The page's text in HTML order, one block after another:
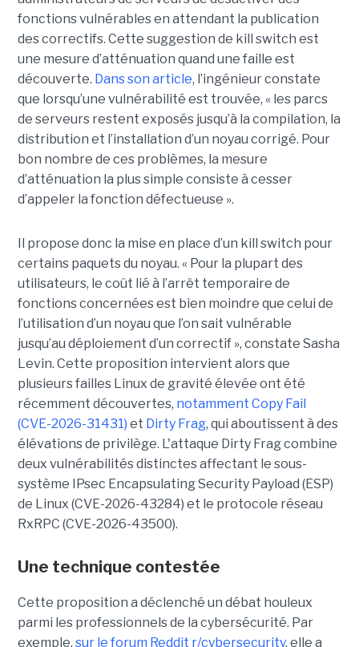
fonctions vulnérables en attendant la publication
des correctifs. Cette suggestion de kill switch est
une mesure d’atténuation quand une faille est
découverte. Dans son article, l’ingénieur constate
que lorsqu’une vulnérabilité est trouvée, « les parcs
de serveurs restent exposés jusqu’à la compilation, la
distribution et l’installation d’un noyau corrigé. Pour
bon nombre de ces problèmes, la mesure
d’atténuation la plus simple consiste à cesser
d’appeler la fonction défectueuse ».
Il propose donc la mise en place d’un kill switch pour
certains paquets du noyau. « Pour la plupart des
utilisateurs, le coût lié à l’arrêt temporaire de
fonctions concernées est bien moindre que celui de
l’utilisation d’un noyau que l’on sait vulnérable
jusqu’au déploiement d’un correctif », constate Sasha
Levin. Cette proposition intervient alors que
plusieurs failles Linux de gravité élevée ont été
récemment découvertes, notamment Copy Fail
(CVE-2026-31431) et Dirty Frag, qui aboutissent à des
élévations de privilège. L'attaque Dirty Frag combine
deux vulnérabilités distinctes affectant le sous-
système IPsec Encapsulating Security Payload (ESP)
de Linux (CVE-2026-43284) et le protocole réseau
RxRPC (CVE-2026-43500).
Une technique contestée
Cette proposition a déclenché un débat houleux
parmi les professionnels de la cybersécurité. Par
exemple, sur le forum Reddit r/cybersecurity, elle a